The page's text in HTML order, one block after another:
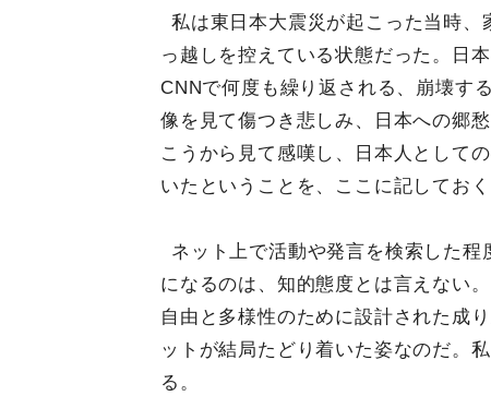
私は東日本大震災が起こった当時、
っ越しを控えている状態だった。日
CNNで何度も繰り返される、崩壊す
像を見て傷つき悲しみ、日本への郷
こうから見て感嘆し、日本人として
いたということを、ここに記しておく
ネット上で活動や発言を検索した
になるのは、知的態度とは言えない
自由と多様性のために設計された成
ットが結局たどり着いた姿なのだ。
る。